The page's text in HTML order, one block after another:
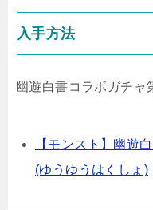
入手方法
幽遊白書コラボガチャ
【モンスト】幽遊
(ゆうゆうはくしょ)